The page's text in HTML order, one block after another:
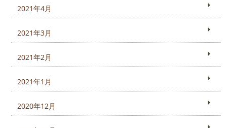
2021年4月
2021年3月
2021年2月
2021年1月
2020年12月